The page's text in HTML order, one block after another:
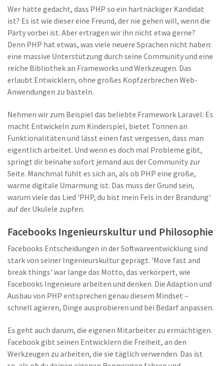
Wer hätte gedacht, dass PHP so ein hartnäckiger Kandidat
ist? Es ist wie dieser eine Freund, der nie gehen will, wenn die
Party vorbei ist. Aber ertragen wir ihn nicht etwa gerne?
Denn PHP hat etwas, was viele neuere Sprachen nicht haben:
eine massive Unterstützung durch seine Community und eine
reiche Bibliothek an Frameworks und Werkzeugen. Das
erlaubt Entwicklern, ohne großes Kopfzerbrechen Web-
Anwendungen zu basteln.
Nehmen wir zum Beispiel das beliebte Framework Laravel: Es
macht Entwickeln zum Kinderspiel, bietet Tonnen an
Funktionalitäten und lässt einen fast vergessen, dass man
eigentlich arbeitet. Und wenn es doch mal Probleme gibt,
springt dir beinahe sofort jemand aus der Community zur
Seite. Manchmal fühlt es sich an, als ob PHP eine große,
warme digitale Umarmung ist. Das muss der Grund sein,
warum viele das Lied 'PHP, du bist mein Fels in der Brandung'
auf der Ukulele zupfen.
Facebooks Ingenieurskultur und Philosophie
Facebooks Entscheidungen in der Softwareentwicklung sind
stark von seiner Ingenieurskultur geprägt. 'Move fast and
break things' war lange das Motto, das verkörpert, wie
Facebooks Ingenieure arbeiten und denken. Die Adaption und
Ausbau von PHP entsprechen genau diesem Mindset –
schnell agieren, Dinge ausprobieren und bei Bedarf anpassen.
Es geht auch darum, die eigenen Mitarbeiter zu ermächtigen.
Facebook gibt seinen Entwicklern die Freiheit, an den
Werkzeugen zu arbeiten, die sie täglich verwenden. Das ist